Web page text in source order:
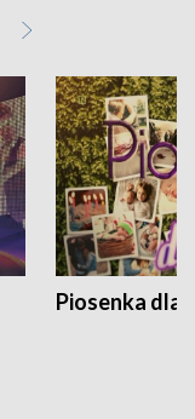
Piosenka dla